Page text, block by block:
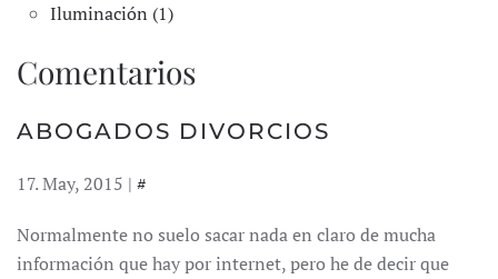
Iluminación (1)
Comentarios
ABOGADOS DIVORCIOS
17. May, 2015 | #
Normalmente no suelo sacar nada en claro de mucha
información que hay por internet, pero he de decir que